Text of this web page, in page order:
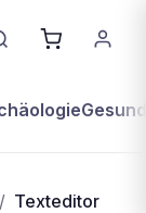
/ Texteditor